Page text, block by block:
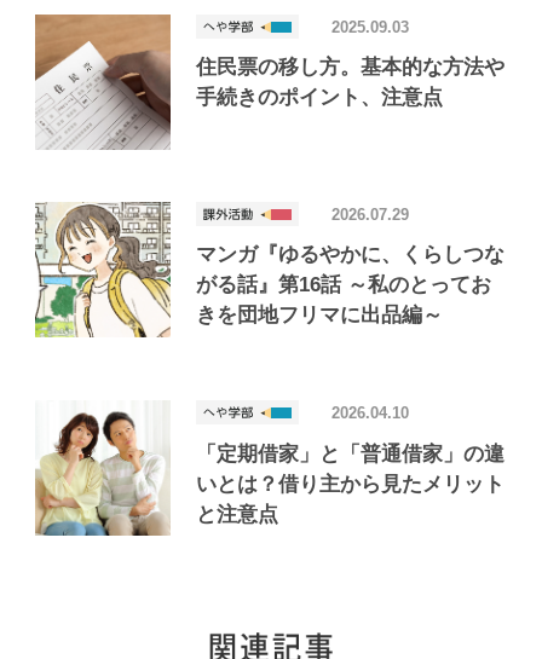
住民票の移し方。基本的な方法や
手続きのポイント、注意点
2025.09.03
マンガ『ゆるやかに、くらしつな
がる話』第16話 ～私のとってお
きを団地フリマに出品編～
2026.07.29
「定期借家」と「普通借家」の違
いとは？借り主から見たメリット
と注意点
2026.04.10